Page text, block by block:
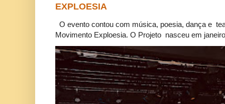
EXPLOESIA
O evento contou com música, poesia, dança e
Movimento Exploesia. O Projeto nasceu em